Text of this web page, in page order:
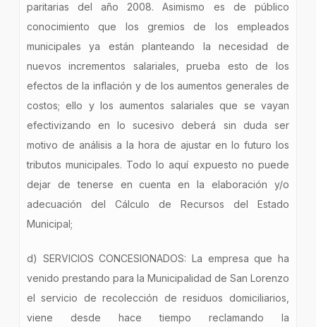
paritarias del año 2008. Asimismo es de público
conocimiento que los gremios de los empleados
municipales ya están planteando la necesidad de
nuevos incrementos salariales, prueba esto de los
efectos de la inflación y de los aumentos generales de
costos; ello y los aumentos salariales que se vayan
efectivizando en lo sucesivo deberá sin duda ser
motivo de análisis a la hora de ajustar en lo futuro los
tributos municipales. Todo lo aquí expuesto no puede
dejar de tenerse en cuenta en la elaboración y/o
adecuación del Cálculo de Recursos del Estado
Municipal;
d) SERVICIOS CONCESIONADOS: La empresa que ha
venido prestando para la Municipalidad de San Lorenzo
el servicio de recolección de residuos domiciliarios,
viene desde hace tiempo reclamando la